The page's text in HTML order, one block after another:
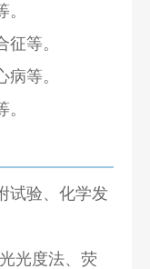
征等。
病等。
试验、化学发
光度法、荧